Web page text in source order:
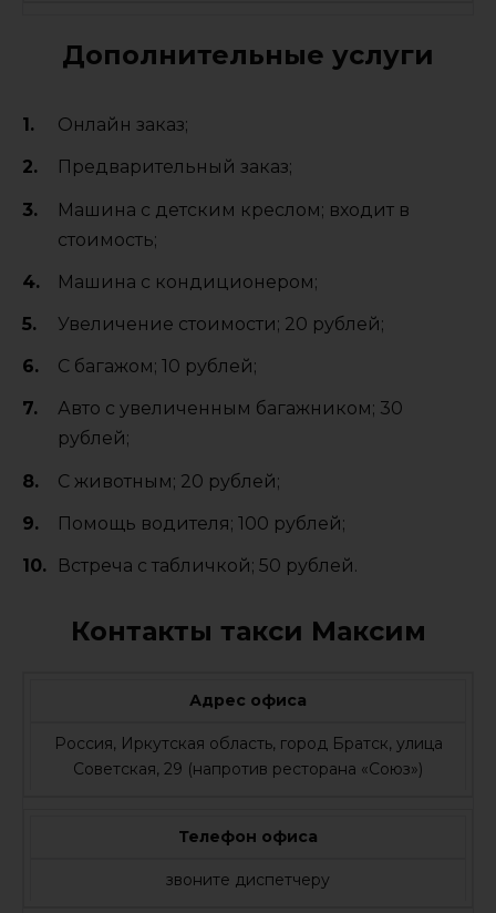
Дополнительные услуги
Онлайн заказ;
Предварительный заказ;
Машина с детским креслом; входит в
стоимость;
Машина с кондиционером;
Увеличение стоимости; 20 рублей;
C багажом; 10 рублей;
Авто с увеличенным багажником; 30
рублей;
С животным; 20 рублей;
Помощь водителя; 100 рублей;
Встреча с табличкой; 50 рублей.
Контакты такси Максим
Адрес офиса
Россия, Иркутская область, город Братск, улица
Советская, 29 (напротив ресторана «Союз»)
Телефон офиса
звоните диспетчеру